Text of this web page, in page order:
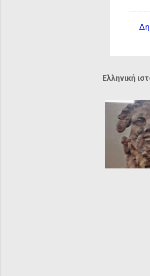
λ
α
Ελληνική